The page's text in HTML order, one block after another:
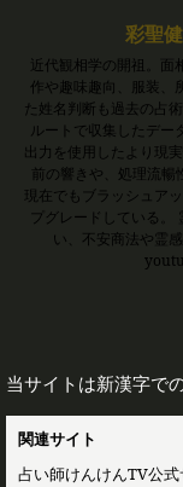
彩聖
近代観相学の開祖。面
作や趣味趣向、服装、
た姓名判断も過去の占
ルートで収集したデー
出力を使用したより現
前の響きや、処理流暢
現在でもブラッシュア
プグレードしている
い、不安商法や霊
当サイトは新漢字で
関連サイト
占い師けんけんTV公式